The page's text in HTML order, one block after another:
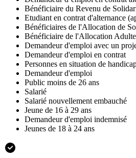
Bénéficiaire du Revenu de
Etudiant en contrat d'alternance
Bénéficiaires de l'Allocation de
Bénéficiaire de l'Allocation
Demandeur d'emploi avec un
Demandeur d'emploi en contrat
Personnes en situation de
Demandeur d'emploi
Public moins de 26 ans
Salarié
Salarié nouvellement embauché
Jeune de 16 à 29 ans
Demandeur d'emploi indemnisé
Jeunes de 18 à 24 ans